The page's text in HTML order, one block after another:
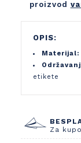
proizvod
OPIS:
Materijal:
etikete
Za